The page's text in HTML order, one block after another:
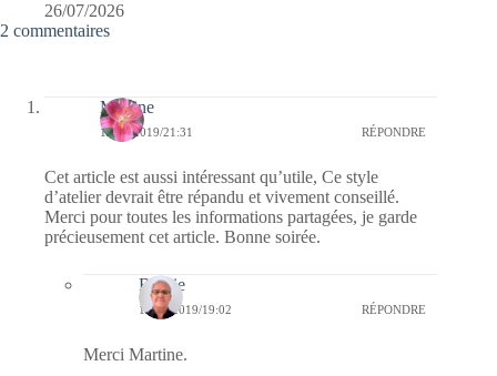
26/07/2026
2 commentaires
Martine
14/10/2019/21:31 RÉPONDRE
Cet article est aussi intéressant qu’utile, Ce style
d’atelier devrait être répandu et vivement conseillé.
Merci pour toutes les informations partagées, je garde
précieusement cet article. Bonne soirée.
Bernie
15/10/2019/19:02 RÉPONDRE
Merci Martine.